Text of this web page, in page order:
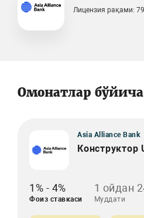
Лицензия рақами:
Омонатлар
Asia Alliance Bank
Конструктор
1% - 4%
Фоиз ставкаси
1 ойдан
Муддати